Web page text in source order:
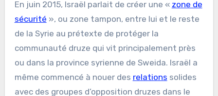
En juin 2015, Israël parlait de créer une « zone de
sécurité », ou zone tampon, entre lui et le reste
de la Syrie au prétexte de protéger la
communauté druze qui vit principalement près
ou dans la province syrienne de Sweida. Israël a
même commencé à nouer des relations solides
avec des groupes d’opposition druzes dans le